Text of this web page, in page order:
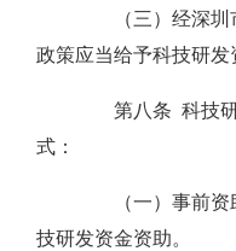
（三）经深圳
政策应当给予科技研发
第八条 科技研
式：
（一）事前资
技研发资金资助。